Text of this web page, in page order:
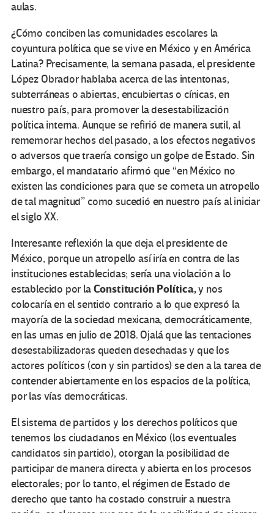
aulas.
¿Cómo conciben las comunidades escolares la
coyuntura política que se vive en México y en América
Latina? Precisamente, la semana pasada, el presidente
López Obrador hablaba acerca de las intentonas,
subterráneas o abiertas, encubiertas o cínicas, en
nuestro país, para promover la desestabilización
política interna. Aunque se refirió de manera sutil, al
rememorar hechos del pasado, a los efectos negativos
o adversos que traería consigo un golpe de Estado. Sin
embargo, el mandatario afirmó que “en México no
existen las condiciones para que se cometa un atropello
de tal magnitud” como sucedió en nuestro país al iniciar
el siglo XX.
Interesante reflexión la que deja el presidente de
México, porque un atropello así iría en contra de las
instituciones establecidas; sería una violación a lo
establecido por laConstitución Política,y nos
colocaría en el sentido contrario a lo que expresó la
mayoría de la sociedad mexicana, democráticamente,
en las urnas en julio de 2018. Ojalá que las tentaciones
desestabilizadoras queden desechadas y que los
actores políticos (con y sin partidos) se den a la tarea de
contender abiertamente en los espacios de la política,
por las vías democráticas.
El sistema de partidos y los derechos políticos que
tenemos los ciudadanos en México (los eventuales
candidatos sin partido), otorgan la posibilidad de
participar de manera directa y abierta en los procesos
electorales; por lo tanto, el régimen de Estado de
derecho que tanto ha costado construir a nuestra